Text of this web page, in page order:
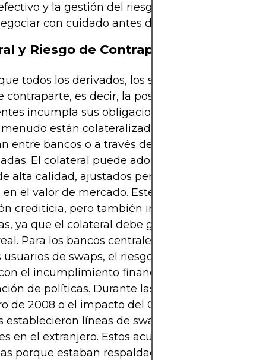
y la gestión del riesgo, por lo que las
con cuidado antes de llegar a un
y Riesgo de Contraparte
todos los derivados, los swaps de divisas
contraparte, es decir, la posibilidad de que un
incumpla sus obligaciones. Para mitigar
están colateralizados, especialmente
entre bancos o a través de cámaras de
El colateral puede adoptar la forma de
alta calidad, ajustados periódicamente para
el valor de mercado. Este sistema reduce la
crediticia, pero también introduce demandas
ya que el colateral debe gestionarse y
Para los bancos centrales, que están entre los
usuarios de swaps, el riesgo de contraparte
el incumplimiento financiero y más con la
de políticas. Durante las crisis, como el
de 2008 o el impacto del COVID-19 en 2020,
establecieron líneas de swap para asegurar la
en el extranjero. Estos acuerdos funcionaron
porque estaban respaldados por garantías